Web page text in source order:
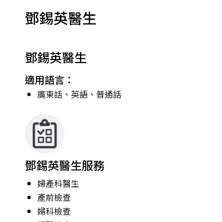
鄧錫英醫生
鄧錫英醫生
適用語言：
廣東話、英語、普通話
鄧錫英醫生服務
婦產科醫生
產前檢查
婦科檢查